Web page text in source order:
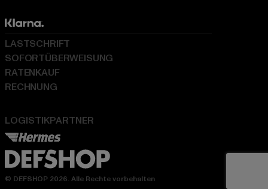
LOGISTIKPARTNER
LASTSCHRIFT
SOFORTÜBERWEISUNG
RATENKAUF
RECHNUNG
© DEFSHOP 2026. Alle Rechte vorbehalten